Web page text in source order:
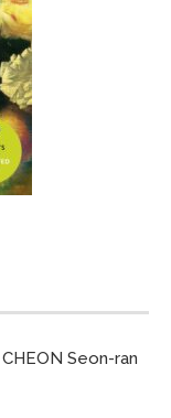
Seon-ran